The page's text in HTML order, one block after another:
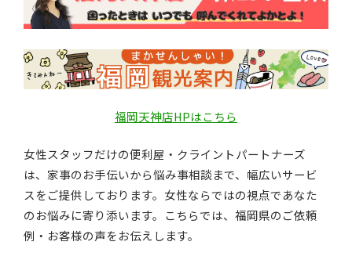
福岡天神店HPはこちら
女性スタッフだけの便利屋・クライントパートナーズ
は、家事のお手伝いから悩み事相談まで、幅広いサービ
スをご提供しております。女性ならではの視点であなた
のお悩みに寄り添います。こちらでは、福岡県のご依頼
例・お客様の声をお伝えします。